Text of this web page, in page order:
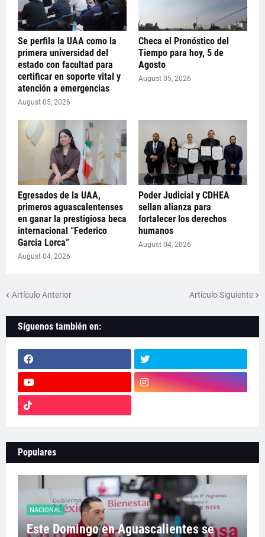
Se perfila la UAA como la
primera universidad del
estado con facultad para
certificar en soporte vital y
atención a emergencias
August 05, 2026
Checa el Pronóstico del
Tiempo para hoy, 5 de
Agosto
August 05, 2026
Egresados de la UAA,
primeros aguascalentenses
en ganar la prestigiosa beca
internacional “Federico
García Lorca”
August 04, 2026
Poder Judicial y CDHEA
sellan alianza para
fortalecer los derechos
humanos
August 04, 2026
Artículo Anterior Artículo Siguiente
Síguenos también en:
Populares
NACIONAL
Este Domingo en Aguascalientes se